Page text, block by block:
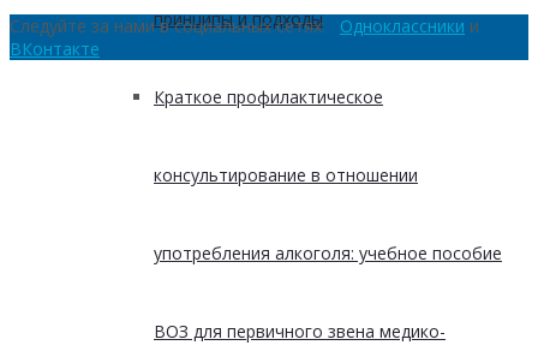
принципы и подходы
Краткое профилактическое
консультирование в отношении
употребления алкоголя: учебное пособие
ВОЗ для первичного звена медико-
Следуйте за нами в социальных сетях: Одноклассники и
ВКонтакте